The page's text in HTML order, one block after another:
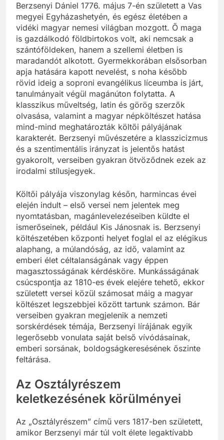
Berzsenyi Dániel 1776. május 7-én született a Vas
megyei Egyházashetyén, és egész életében a
vidéki magyar nemesi világban mozgott. Ő maga
is gazdálkodó földbirtokos volt, aki nemcsak a
szántóföldeken, hanem a szellemi életben is
maradandót alkotott. Gyermekkorában elsősorban
apja hatására kapott nevelést, s noha később
rövid ideig a soproni evangélikus líceumba is járt,
tanulmányait végül magánúton folytatta. A
klasszikus műveltség, latin és görög szerzők
olvasása, valamint a magyar népköltészet hatása
mind-mind meghatározták költői pályájának
karakterét. Berzsenyi művészetére a klasszicizmus
és a szentimentális irányzat is jelentős hatást
gyakorolt, verseiben gyakran ötvöződnek ezek az
irodalmi stílusjegyek.
Költői pályája viszonylag későn, harmincas évei
elején indult – első versei nem jelentek meg
nyomtatásban, magánlevelezéseiben küldte el
ismerőseinek, például Kis Jánosnak is. Berzsenyi
költészetében központi helyet foglal el az elégikus
alaphang, a múlandóság, az idő, valamint az
emberi élet céltalanságának vagy éppen
magasztosságának kérdésköre. Munkásságának
csúcspontja az 1810-es évek elejére tehető, ekkor
született versei közül számosat máig a magyar
költészet legszebbjei között tartunk számon. Bár
verseiben gyakran megjelenik a nemzeti
sorskérdések témája, Berzsenyi lírájának egyik
legerősebb vonulata saját belső vívódásainak,
emberi sorsának, boldogságkeresésének őszinte
feltárása.
Az Osztályrészem
keletkezésének körülményei
Az „Osztályrészem” című vers 1817-ben született,
amikor Berzsenyi már túl volt élete legaktívabb